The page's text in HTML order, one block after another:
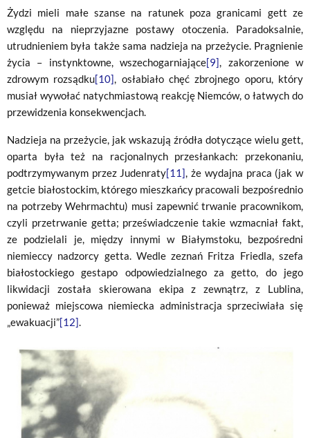
Żydzi mieli małe szanse na ratunek poza granicami gett ze
względu na nieprzyjazne postawy otoczenia. Paradoksalnie,
utrudnieniem była także sama nadzieja na przeżycie. Pragnienie
życia – instynktowne, wszechogarniające[9] , zakorzenione w
zdrowym rozsądku[10] , osłabiało chęć zbrojnego oporu, który
musiał wywołać natychmiastową reakcję Niemców, o łatwych do
przewidzenia konsekwencjach.
Nadzieja na przeżycie, jak wskazują źródła dotyczące wielu gett,
oparta była też na racjonalnych przesłankach: przekonaniu,
podtrzymywanym przez Judenraty[11] , że wydajna praca (jak w
getcie białostockim, którego mieszkańcy pracowali bezpośrednio
na potrzeby Wehrmachtu) musi zapewnić trwanie pracownikom,
czyli przetrwanie getta; przeświadczenie takie wzmacniał fakt,
ze podzielali je, między innymi w Białymstoku, bezpośredni
niemieccy nadzorcy getta. Wedle zeznań Fritza Friedla, szefa
białostockiego gestapo odpowiedzialnego za getto, do jego
likwidacji została skierowana ekipa z zewnątrz, z Lublina,
ponieważ miejscowa niemiecka administracja sprzeciwiała się
„ewakuacji”[12]